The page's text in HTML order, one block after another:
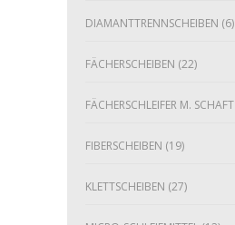
DIAMANTTRENNSCHEIBEN (6)
FÄCHERSCHEIBEN (22)
FÄCHERSCHLEIFER M. SCHAFT
FIBERSCHEIBEN (19)
KLETTSCHEIBEN (27)